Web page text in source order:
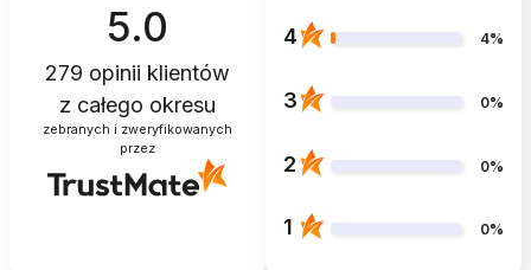
5.0
279 opinii klientów
z całego okresu
zebranych i zweryfikowanych
przez
4 4%
3 0%
2 0%
1 0%